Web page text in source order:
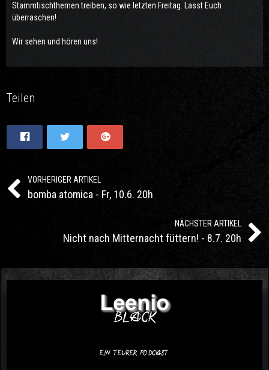
Stammtischthemen treiben, so wie letzten Freitag. Lasst Euch
überraschen!
Wir sehen und hören uns!
Teilen
VORHERIGER ARTIKEL
bomba atomica - Fr, 10.6. 20h
NÄCHSTER ARTIKEL
Nicht nach Mitternacht füttern! - 8.7. 20h